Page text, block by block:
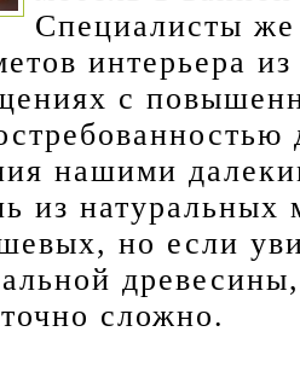
Специалисты
интерьера
с
нашими
из натуральных
но если
сложно.